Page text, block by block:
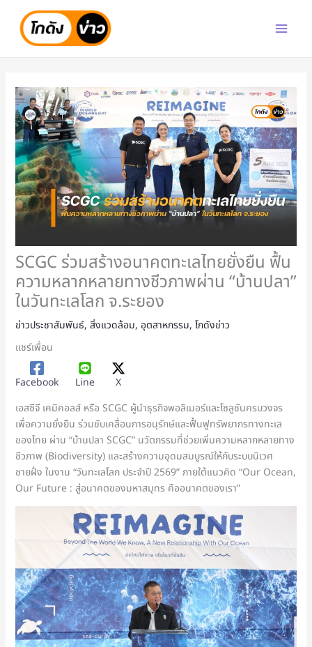
content
SCGC ร่วมสร้างอนาคตทะเลไทยยั่งยืน ฟื้น
ความหลากหลายทางชีวภาพผ่าน “บ้านปลา”
ในวันทะเลโลก จ.ระยอง
ข่าวประชาสัมพันธ์, สิ่งแวดล้อม, อุตสาหกรรม, โกดังข่าว
แชร์เพื่อน
Facebook Line
X
เอสซีจี เคมิคอลส์ หรือ SCGC ผู้นำธุรกิจพอลิเมอร์และโซลูชันครบวงจร
เพื่อความยั่งยืน ร่วมขับเคลื่อนการอนุรักษ์และฟื้นฟูทรัพยากรทางทะเล
ของไทย ผ่าน “บ้านปลา SCGC” นวัตกรรมที่ช่วยเพิ่มความหลากหลายทาง
ชีวภาพ (Biodiversity) และสร้างความอุดมสมบูรณ์ให้กับระบบนิเวศ
ชายฝั่ง ในงาน “วันทะเลโลก ประจำปี 2569” ภายใต้แนวคิด “Our Ocean,
Our Future : สู่อนาคตของมหาสมุทร คืออนาคตของเรา”